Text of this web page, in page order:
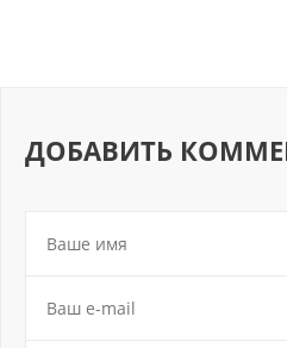
ДОБАВИТЬ